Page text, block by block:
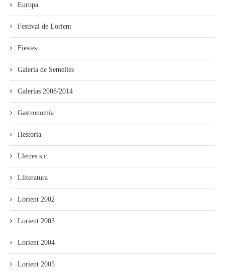
Europa
Festival de Lorient
Fiestes
Galería de Semelles
Galerías 2008/2014
Gastronomía
Hestoria
Lletres s.c.
Lliteratura
Lorient 2002
Lorient 2003
Lorient 2004
Lorient 2005